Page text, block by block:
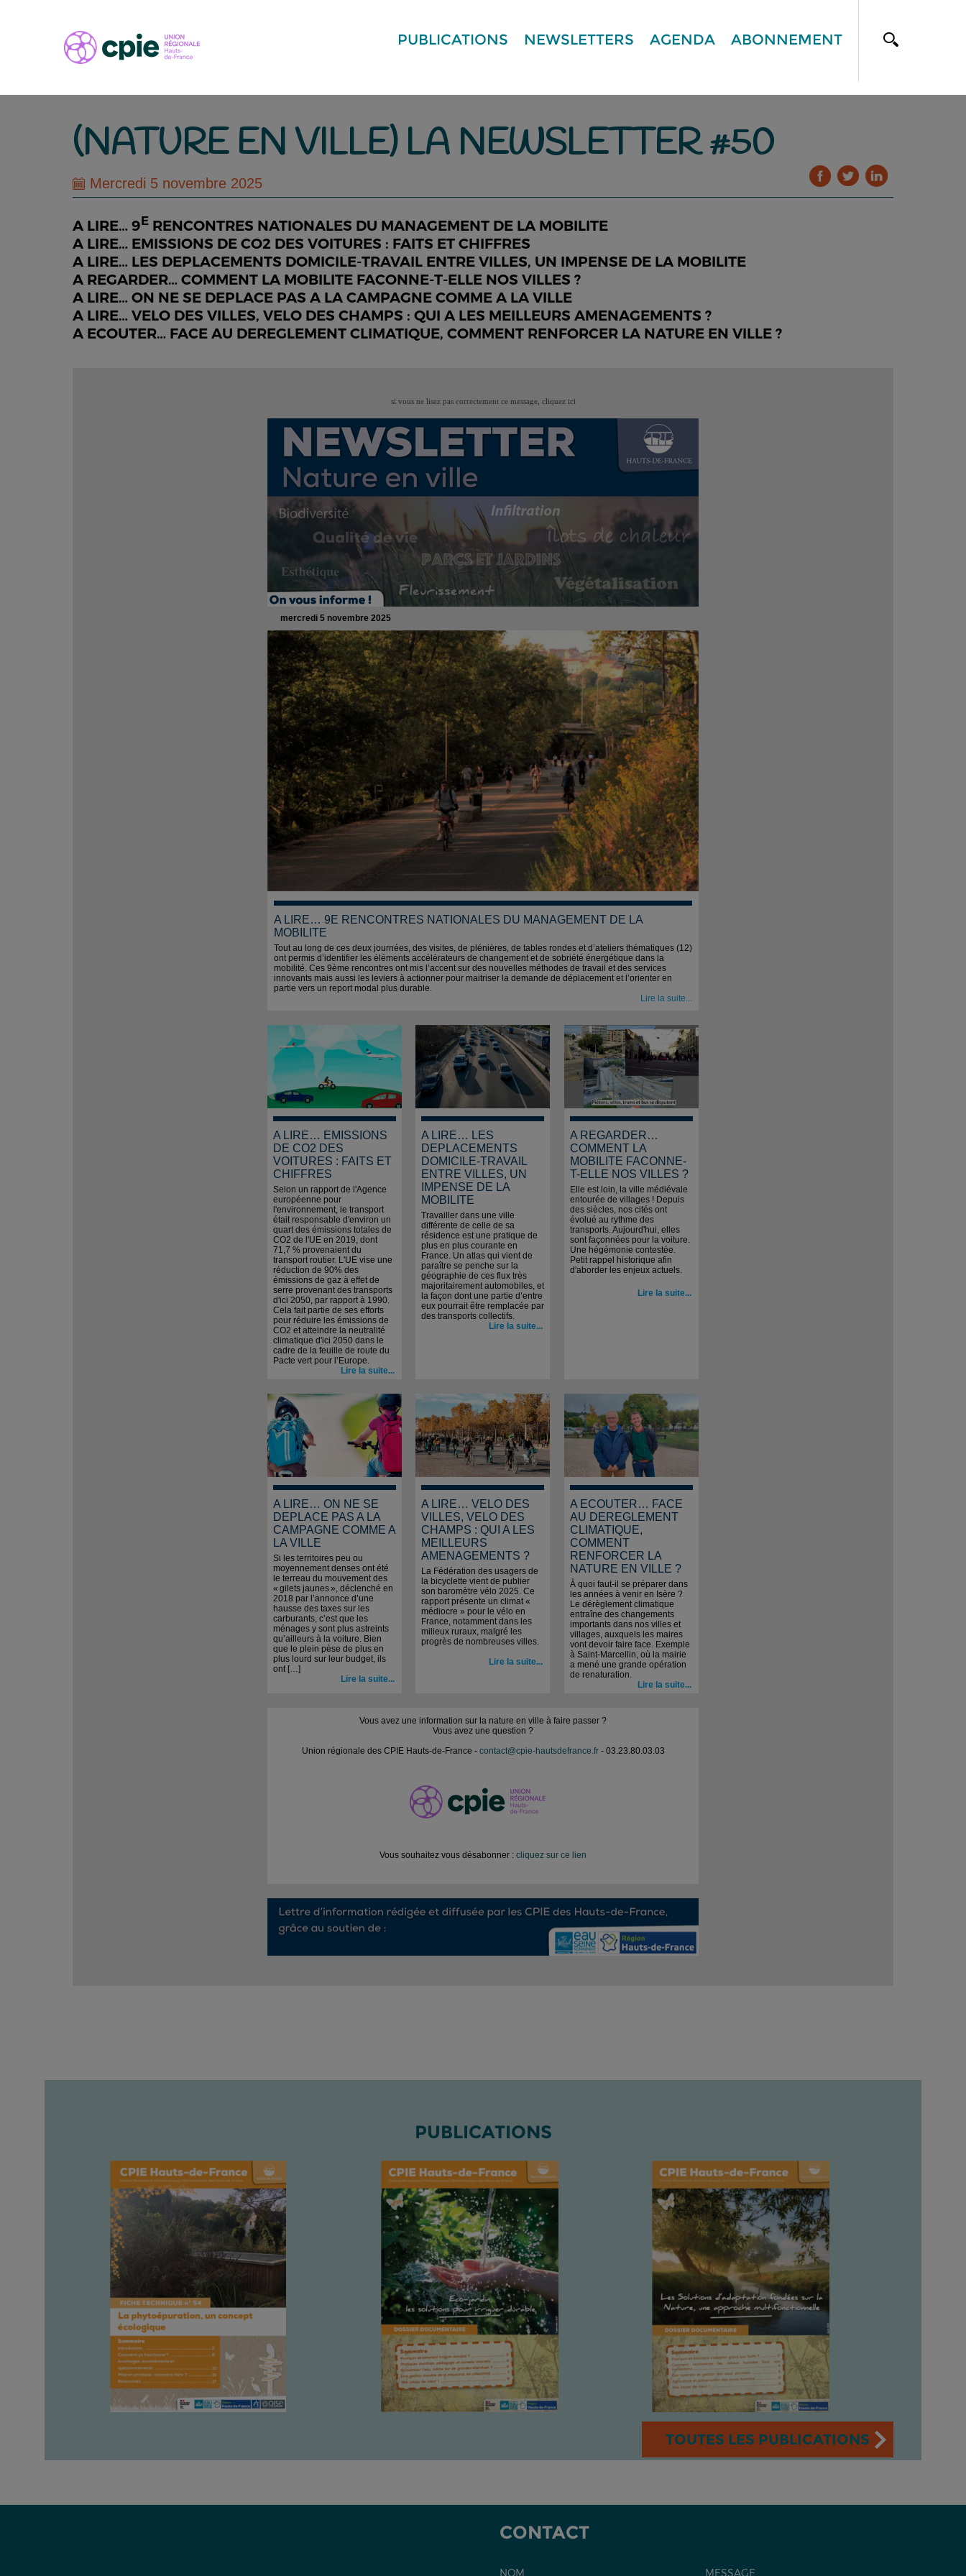
PUBLICATIONS NEWSLETTERS AGENDA ABONNEMENT
(NATURE EN VILLE) LA NEWSLETTER #50
Mercredi 5 novembre 2025
A LIRE… 9E RENCONTRES NATIONALES DU MANAGEMENT DE LA MOBILITE
A LIRE… EMISSIONS DE CO2 DES VOITURES : FAITS ET CHIFFRES
A LIRE… LES DEPLACEMENTS DOMICILE-TRAVAIL ENTRE VILLES, UN IMPENSE DE LA MOBILITE
A REGARDER… COMMENT LA MOBILITE FACONNE-T-ELLE NOS VILLES ?
A LIRE… ON NE SE DEPLACE PAS A LA CAMPAGNE COMME A LA VILLE
A LIRE… VELO DES VILLES, VELO DES CHAMPS : QUI A LES MEILLEURS AMENAGEMENTS ?
A ECOUTER… FACE AU DEREGLEMENT CLIMATIQUE, COMMENT RENFORCER LA NATURE EN VILLE ?
si vous ne lisez pas correctement ce message, cliquez ici
mercredi 5 novembre 2025
A LIRE… 9E RENCONTRES NATIONALES DU MANAGEMENT DE LA
MOBILITE
Tout au long de ces deux journées, des visites, de plénières, de tables rondes et d’ateliers thématiques (12)
ont permis d’identifier les éléments accélérateurs de changement et de sobriété énergétique dans la
mobilité. Ces 9ème rencontres ont mis l’accent sur des nouvelles méthodes de travail et des services
innovants mais aussi les leviers à actionner pour maitriser la demande de déplacement et l’orienter en
partie vers un report modal plus durable.
Lire la suite...
A LIRE… EMISSIONS
DE CO2 DES
VOITURES : FAITS ET
CHIFFRES
Selon un rapport de l'Agence
européenne pour
l'environnement, le transport
était responsable d'environ un
quart des émissions totales de
CO2 de l'UE en 2019, dont
71,7 % provenaient du
transport routier. L'UE vise une
réduction de 90% des
émissions de gaz à effet de
serre provenant des transports
d'ici 2050, par rapport à 1990.
Cela fait partie de ses efforts
pour réduire les émissions de
CO2 et atteindre la neutralité
climatique d'ici 2050 dans le
cadre de la feuille de route du
Pacte vert pour l’Europe.
Lire la suite...
A LIRE… LES
DEPLACEMENTS
DOMICILE-TRAVAIL
ENTRE VILLES, UN
IMPENSE DE LA
MOBILITE
Travailler dans une ville
différente de celle de sa
résidence est une pratique de
plus en plus courante en
France. Un atlas qui vient de
paraître se penche sur la
géographie de ces flux très
majoritairement automobiles, et
la façon dont une partie d’entre
eux pourrait être remplacée par
des transports collectifs.
Lire la suite...
A REGARDER…
COMMENT LA
MOBILITE FACONNE-
T-ELLE NOS VILLES ?
Elle est loin, la ville médiévale
entourée de villages ! Depuis
des siècles, nos cités ont
évolué au rythme des
transports. Aujourd'hui, elles
sont façonnées pour la voiture.
Une hégémonie contestée.
Petit rappel historique afin
d'aborder les enjeux actuels.
Lire la suite...
A LIRE… ON NE SE
DEPLACE PAS A LA
CAMPAGNE COMME A
LA VILLE
Si les territoires peu ou
moyennement denses ont été
le terreau du mouvement des
« gilets jaunes », déclenché en
2018 par l’annonce d’une
hausse des taxes sur les
carburants, c’est que les
ménages y sont plus astreints
qu’ailleurs à la voiture. Bien
que le plein pèse de plus en
plus lourd sur leur budget, ils
ont […]
Lire la suite...
A LIRE… VELO DES
VILLES, VELO DES
CHAMPS : QUI A LES
MEILLEURS
AMENAGEMENTS ?
La Fédération des usagers de
la bicyclette vient de publier
son baromètre vélo 2025. Ce
rapport présente un climat «
médiocre » pour le vélo en
France, notamment dans les
milieux ruraux, malgré les
progrès de nombreuses villes.
Lire la suite...
A ECOUTER… FACE
AU DEREGLEMENT
CLIMATIQUE,
COMMENT
RENFORCER LA
NATURE EN VILLE ?
À quoi faut-il se préparer dans
les années à venir en Isère ?
Le dérèglement climatique
entraîne des changements
importants dans nos villes et
villages, auxquels les maires
vont devoir faire face. Exemple
à Saint-Marcellin, où la mairie
a mené une grande opération
de renaturation.
Lire la suite...
Vous avez une information sur la nature en ville à faire passer ?
Vous avez une question ?
Union régionale des CPIE Hauts-de-France - contact@cpie-hautsdefrance.fr- 03.23.80.03.03
Vous souhaitez vous désabonner : cliquez sur ce lien
PUBLICATIONS
TOUTES LES PUBLICATIONS
CONTACT
NOM MESSAGE